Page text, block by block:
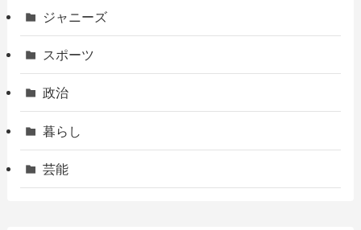
ジャニーズ
スポーツ
政治
暮らし
芸能